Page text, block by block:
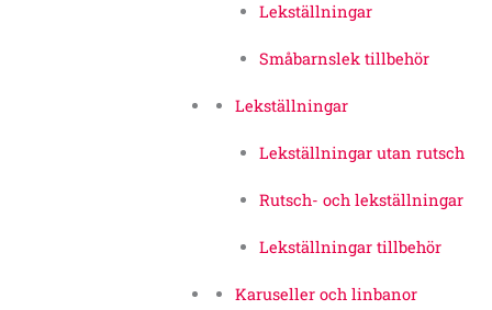
Lekställningar
Småbarnslek tillbehör
Lekställningar
Lekställningar utan rutsch
Rutsch- och lekställningar
Lekställningar tillbehör
Karuseller och linbanor